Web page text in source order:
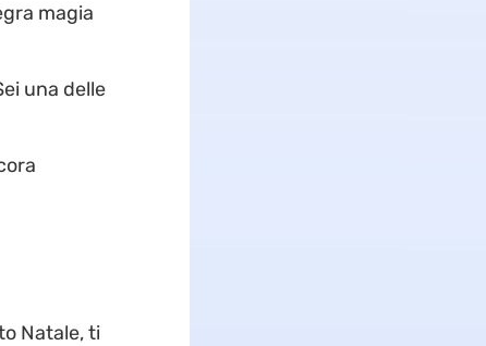
magia
una delle
Natale, ti